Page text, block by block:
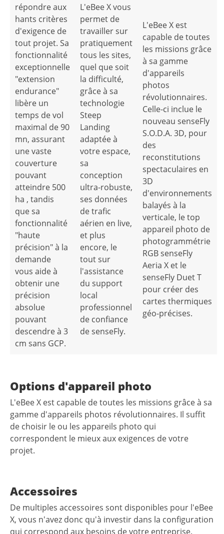
répondre aux
hants critères
d'exigence de
tout projet. Sa
fonctionnalité
exceptionnelle
"extension
endurance"
libère un
temps de vol
maximal de 90
mn, assurant
une vaste
couverture
pouvant
atteindre 500
ha , tandis
que sa
fonctionnalité
"haute
précision" à la
demande
vous aide à
obtenir une
précision
absolue
pouvant
descendre à 3
cm sans GCP.
L'eBee X vous
permet de
travailler sur
pratiquement
tous les sites,
quel que soit
la difficulté,
grâce à sa
technologie
Steep
Landing
adaptée à
votre espace,
sa
conception
ultra-robuste,
ses données
de trafic
aérien en live,
et plus
encore, le
tout sur
l'assistance
du support
local
professionnel
de confiance
de senseFly.
L'eBee X est
capable de toutes
les missions grâce
à sa gamme
d'appareils
photos
révolutionnaires.
Celle-ci inclue le
nouveau senseFly
S.O.D.A. 3D, pour
des
reconstitutions
spectaculaires en
3D
d'environnements
balayés à la
verticale, le top
appareil photo de
photogrammétrie
RGB senseFly
Aeria X et le
senseFly Duet T
pour créer des
cartes thermiques
géo-précises.
Options d'appareil photo
L'eBee X est capable de toutes les missions grâce à sa
gamme d'appareils photos révolutionnaires. Il suffit
de choisir le ou les appareils photo qui
correspondent le mieux aux exigences de votre
projet.
Accessoires
De multiples accessoires sont disponibles pour l'eBee
X, vous n'avez donc qu'à investir dans la configuration
qui correspond aux besoins de votre entreprise.